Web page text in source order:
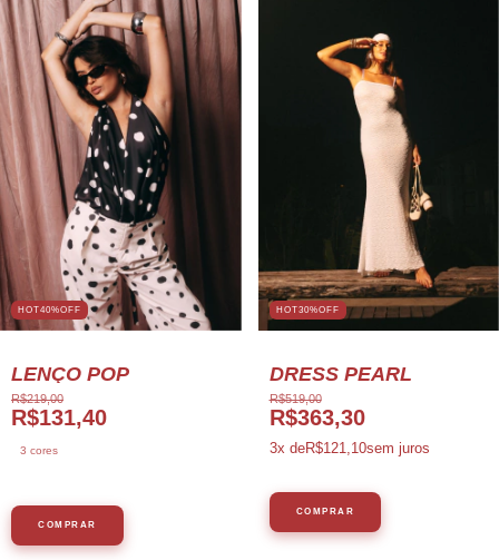
HOT40%OFF
LENÇO POP
R$219,00
R$131,40
3 cores
COMPRAR
HOT30%OFF
DRESS PEARL
R$519,00
R$363,30
3x deR$121,10sem juros
COMPRAR